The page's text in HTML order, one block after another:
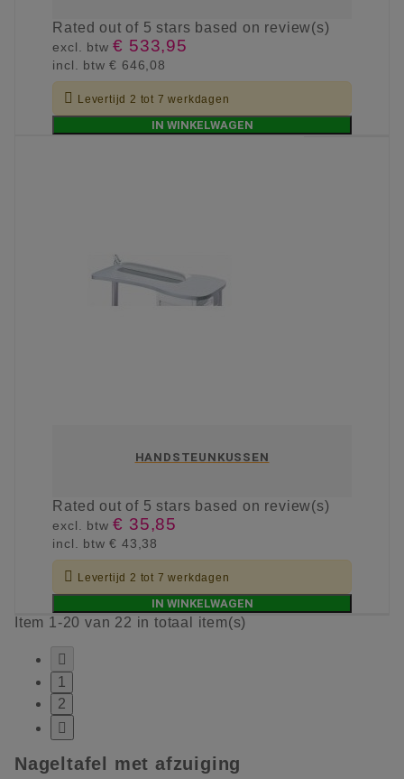
Ratedout of 5 stars based on review(s)
excl. btw€ 533,95
incl. btw€ 646,08
 Levertijd 2 tot 7 werkdagen
IN WINKELWAGEN
HANDSTEUNKUSSEN
Ratedout of 5 stars based on review(s)
excl. btw€ 35,85
incl. btw€ 43,38
 Levertijd 2 tot 7 werkdagen
IN WINKELWAGEN
Item 1-20 van 22 in totaal item(s)

1
2

Nageltafel met afzuiging